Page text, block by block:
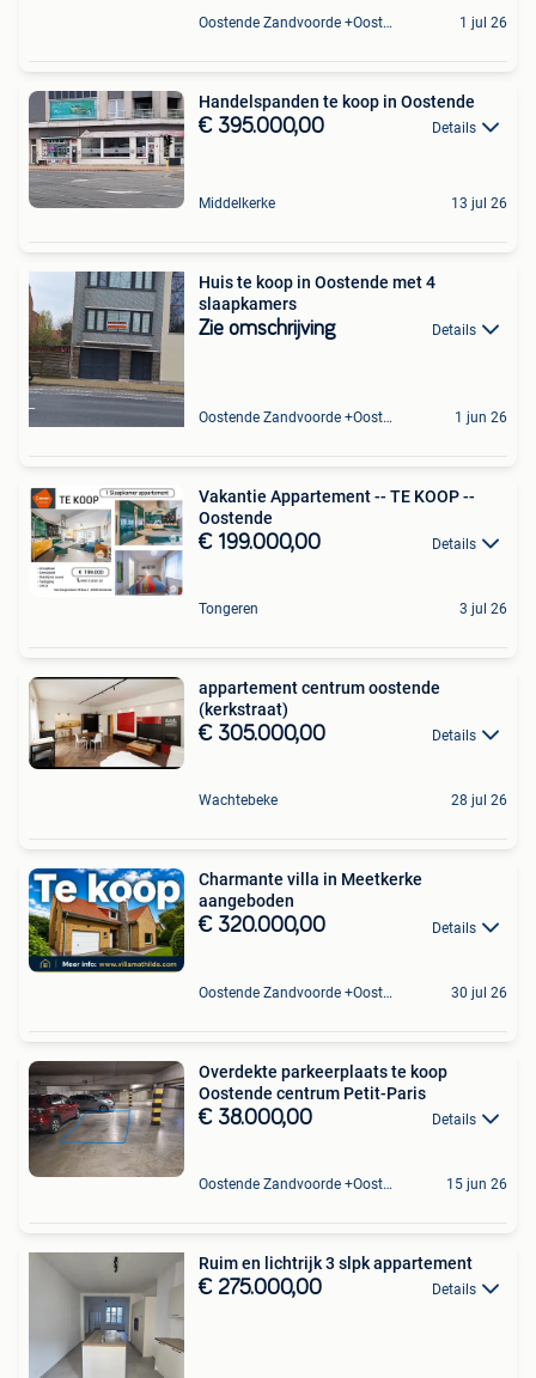
Oostende Zandvoorde +Oostende 1 jul 26
Handelspanden te koop in Oostende
€ 395.000,00 Details
Middelkerke 13 jul 26
Huis te koop in Oostende met 4
slaapkamers
Zie omschrijving Details
Oostende Zandvoorde +Oostende 1 jun 26
Vakantie Appartement -- TE KOOP --
Oostende
€ 199.000,00 Details
Tongeren 3 jul 26
appartement centrum oostende
(kerkstraat)
€ 305.000,00 Details
Wachtebeke 28 jul 26
Charmante villa in Meetkerke
aangeboden
€ 320.000,00 Details
Oostende Zandvoorde +Oostende 30 jul 26
Overdekte parkeerplaats te koop
Oostende centrum Petit-Paris
€ 38.000,00 Details
Oostende Zandvoorde +Oostende 15 jun 26
Ruim en lichtrijk 3 slpk appartement
€ 275.000,00 Details